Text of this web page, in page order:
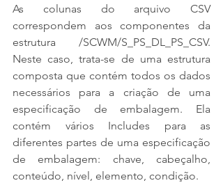
As colunas do arquivo CSV
correspondem aos componentes da
estrutura /SCWM/S_PS_DL_PS_CSV.
Neste caso, trata-se de uma estrutura
composta que contém todos os dados
necessários para a criação de uma
especificação de embalagem. Ela
contém vários Includes para as
diferentes partes de uma especificação
de embalagem: chave, cabeçalho,
conteúdo, nível, elemento, condição.